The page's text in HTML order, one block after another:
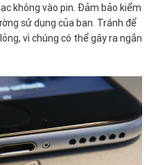
không vào pin. Đảm bảo kiểm
sử dụng của bạn. Tránh để
vì chúng có thể gây ra ngắn